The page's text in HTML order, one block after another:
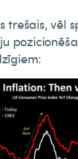
trešais, vēl